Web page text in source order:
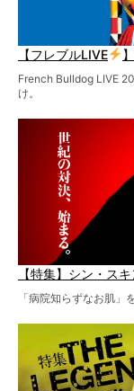
【フレブルLIVE
French Bulldog LIVE
け。
【特集】シン・ス
「病院知らずなお肌」